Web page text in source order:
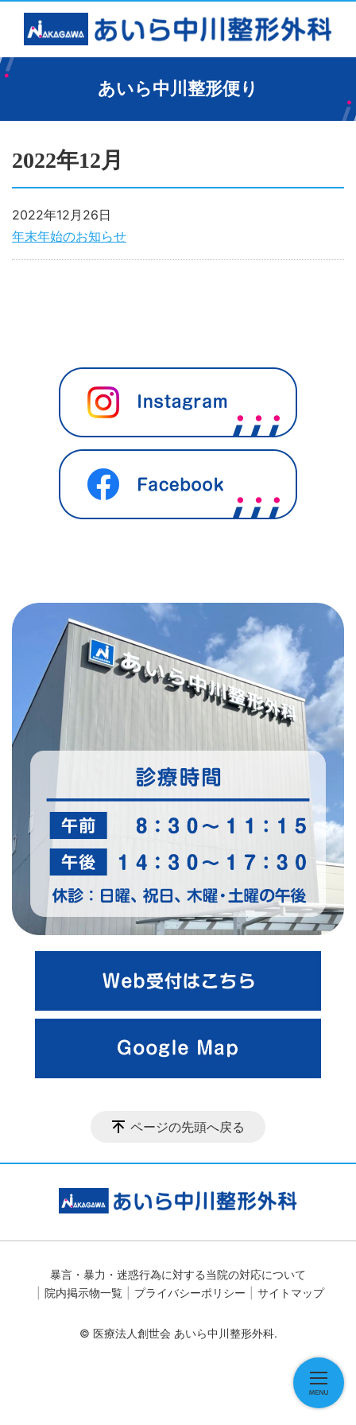
あいら中川整形便り
2022年12月
年末年始のお知らせ
2022年12月26日
ページの先頭へ戻る
暴言・暴力・迷惑行為に対する当院の対応について
院内掲示物一覧
プライバシーポリシー サイトマップ
© 医療法人創世会 あいら中川整形外科.